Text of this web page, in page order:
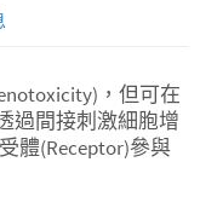
，但可在
過間接刺激細胞增
體(Receptor)參與